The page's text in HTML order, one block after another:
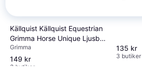
Källquist Källquist Equestrian
Grimma Horse Unique Ljusblå
(Ponny)
Grimma
149 kr
3 butiker
135 kr
3 butiker